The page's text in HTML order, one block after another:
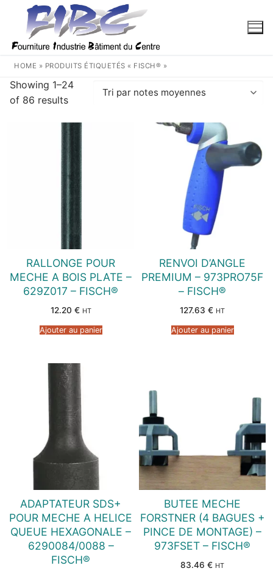
contenu
HOME » PRODUITS ÉTIQUETÉS « FISCH® »
Showing 1–24
of 86 results
Trié
RALLONGE POUR
MECHE A BOIS PLATE –
629Z017 – FISCH®
12.20 € HT
Ajouter au panier
RENVOI D’ANGLE
PREMIUM – 973PRO75F
– FISCH®
127.63 € HT
Ajouter au panier
ADAPTATEUR SDS+
POUR MECHE A HELICE
QUEUE HEXAGONALE –
6290084/0088 –
FISCH®
BUTEE MECHE
FORSTNER (4 BAGUES +
PINCE DE MONTAGE) –
973FSET – FISCH®
83.46 € HT